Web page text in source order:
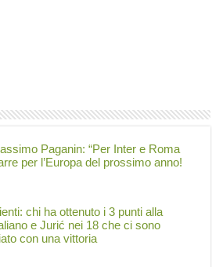
Paganin: “Per Inter e Roma
per l’Europa del prossimo anno!
chi ha ottenuto i 3 punti alla
e Jurić nei 18 che ci sono
con una vittoria